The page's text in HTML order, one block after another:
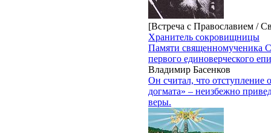
[Встреча с Православием /
Хранитель сокровищницы
Памяти священномученика
первого единоверческого
Владимир Басенков
Он считал, что отступление
догмата» – неизбежно
веры.